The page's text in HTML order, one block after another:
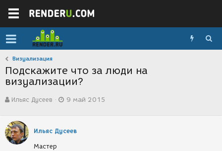
Визуализация
Подскажите что за люди на
визуализации?
в
о
р
т
е
Ильяс Дусеев
а
с
9 май 2015
Ильяс Дусеев
Мастер